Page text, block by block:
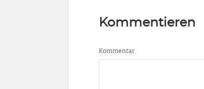
Kommentieren
Kommentar